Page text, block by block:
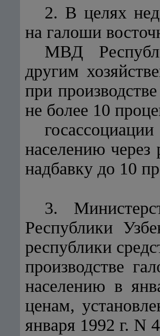
2. В целях
на галоши
МВД
другим
при
не более 10
населению через
надбавку до 10
3.
Республики
республики
производстве
населению в
ценам,
января 1992 г. N